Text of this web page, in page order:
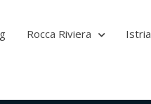
Rocca Riviera Istria